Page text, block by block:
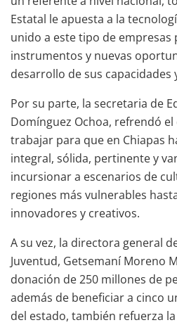
Estatal le apuesta a la
unido a este tipo de
instrumentos y nuevas
desarrollo de sus capacidades
Por su parte, la secretaria de
Domínguez Ochoa, refrendó
trabajar para que en Chiapas
integral, sólida, pertinente y
incursionar a escenarios de
regiones más vulnerables
innovadores y creativos.
A su vez, la directora general
Juventud, Getsemaní Moreno
donación de 250 millones de
además de beneficiar a cinco
del estado, también refuerza